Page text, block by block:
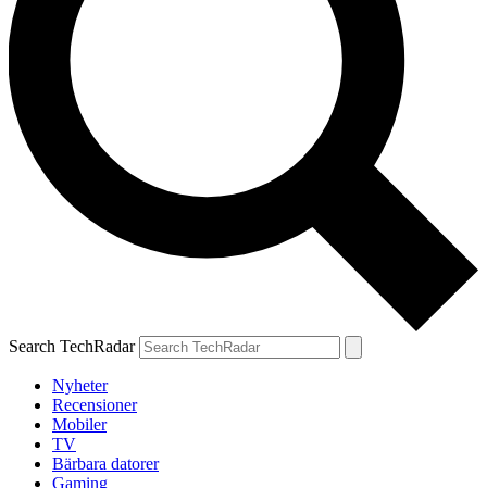
Search TechRadar
Nyheter
Recensioner
Mobiler
TV
Bärbara datorer
Gaming